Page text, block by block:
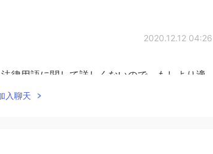
2020.12.12 04:26
律用語に関して詳しくないので、もしより適
入聊天